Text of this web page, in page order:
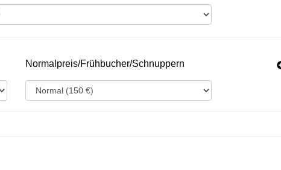
Normalpreis/Frühbucher/Schnuppern